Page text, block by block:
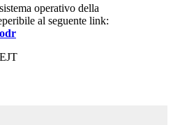
operativo della
al seguente link: